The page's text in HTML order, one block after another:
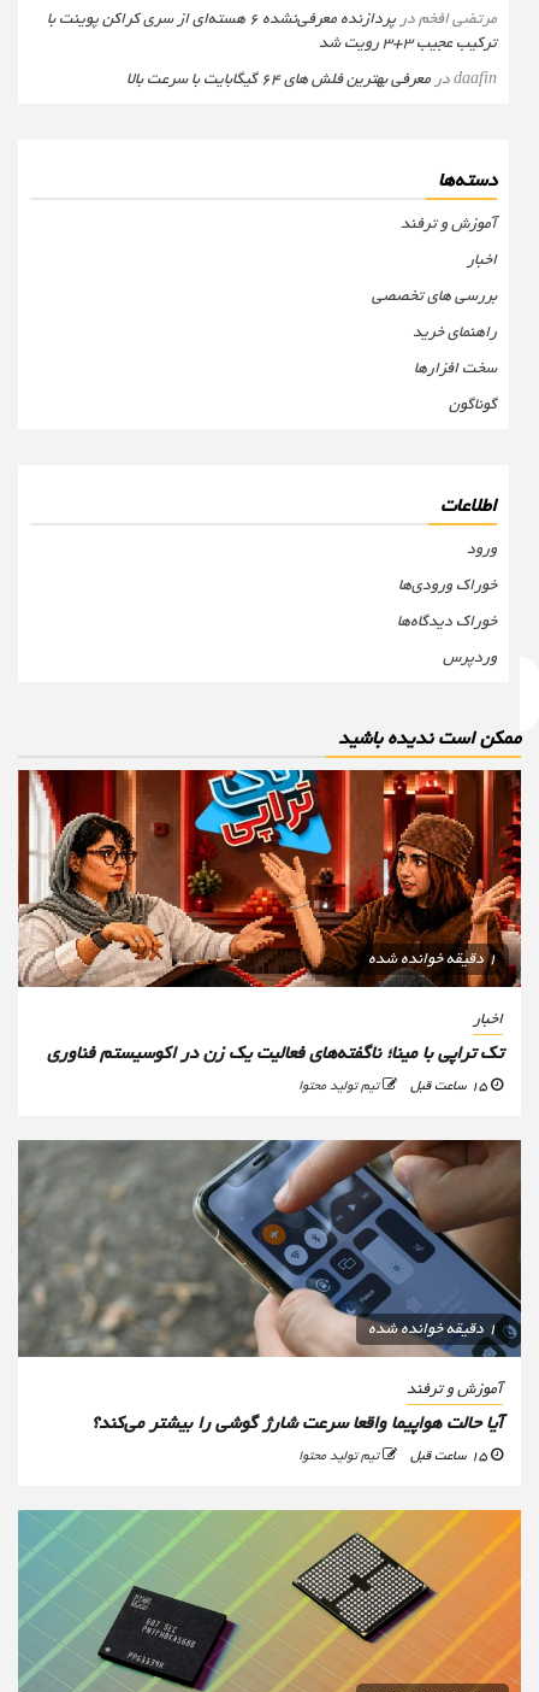
مرتضی افخمدر
پردازنده معرفی‌نشده 6 هسته‌ای از سری کراکن پوینت با
ترکیب عجیب 3+3 رویت شد
daafinدرمعرفی بهترین فلش های 64 گیگابایت با سرعت بالا
دسته‌ها
آموزش و ترفند
اخبار
بررسی های تخصصی
راهنمای خرید
سخت افزارها
گوناگون
اطلاعات
ورود
خوراک ورودی‌ها
خوراک دیدگاه‌ها
وردپرس
است ندیده باشید
1 دقیقه خوانده شده
اخبار
تک تراپی با مینا؛ ناگفته‌های فعالیت یک زن در اکوسیستم فناوری
تیم تولید محتوا
1 دقیقه خوانده شده
آموزش و ترفند
آیا حالت هواپیما واقعا سرعت شارژ گوشی را بیشتر می‌کند؟
تیم تولید محتوا